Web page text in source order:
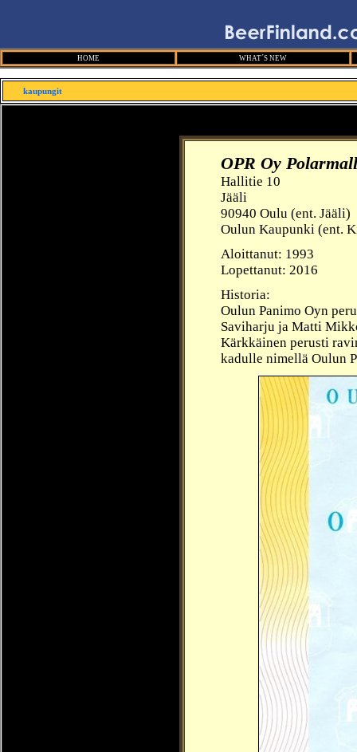
HOME WHAT´S NEW
kaupungit
OPR Oy
Hallitie 10
Jääli
90940 Oulu (ent. Jääli)
Oulun Kaupunki (ent.
Aloittanut: 1993
Lopettanut: 2016
Historia:
Oulun Panimo Oyn
Saviharju ja Matti
Kärkkäinen perusti
kadulle nimellä Oulun